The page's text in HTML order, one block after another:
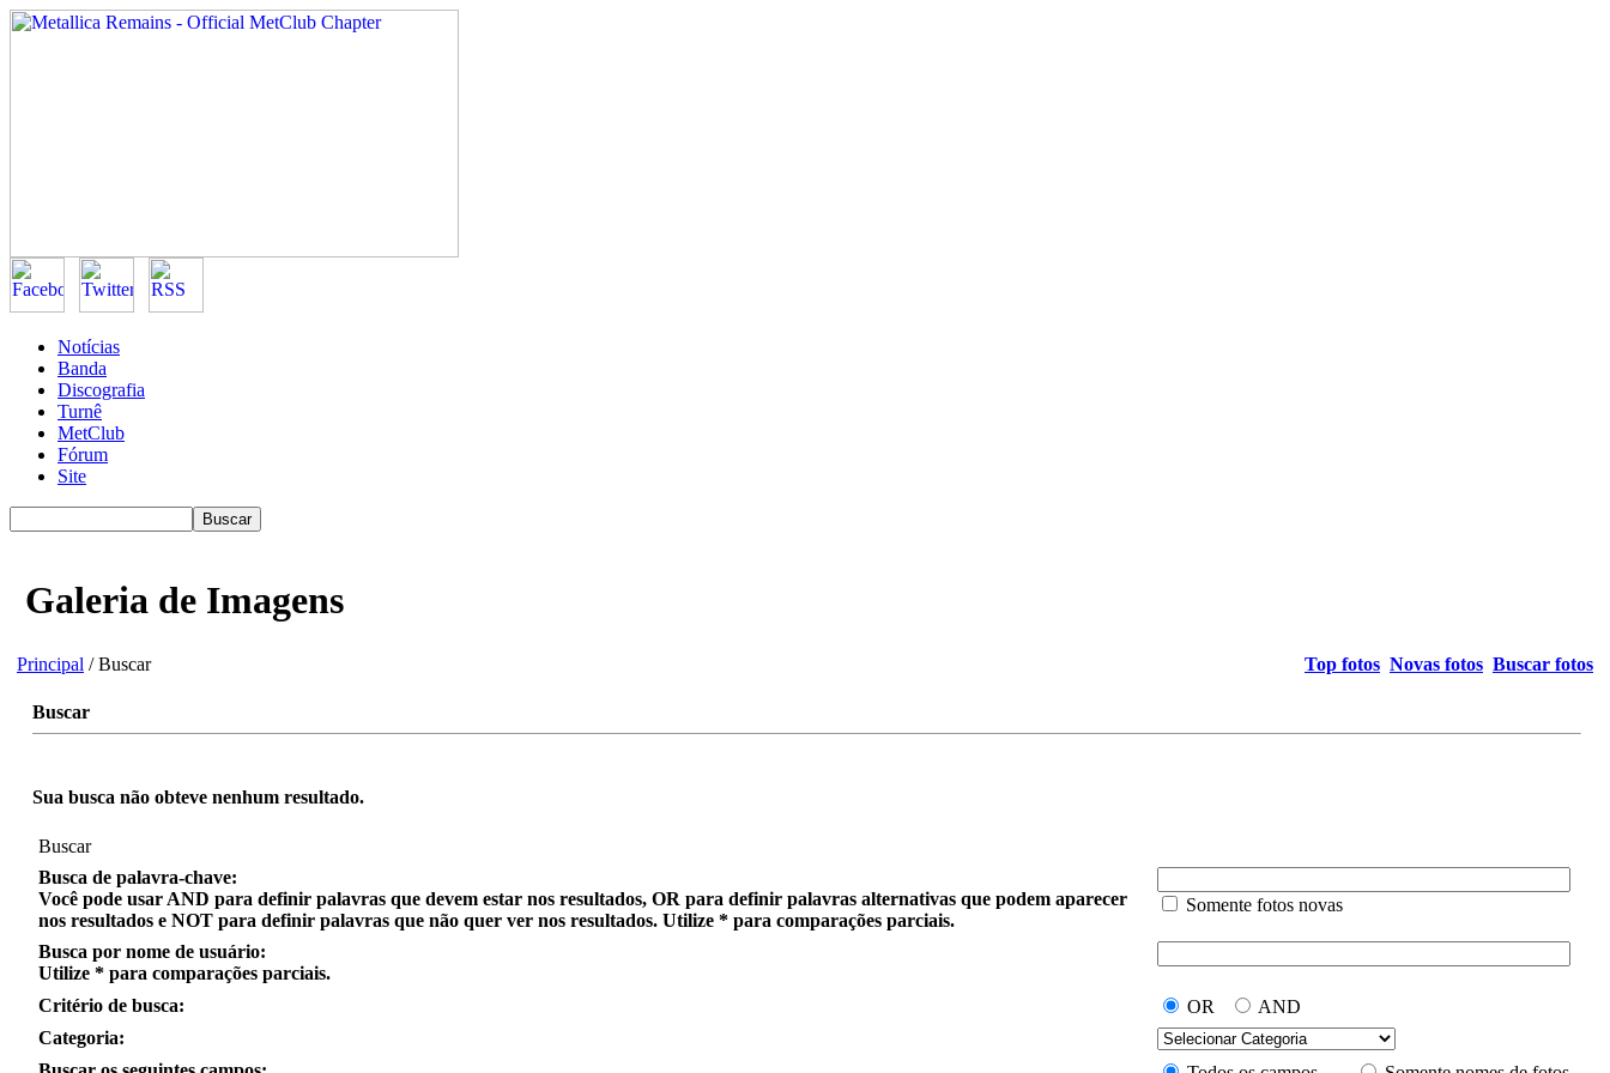
Notícias
Banda
Discografia
Turnê
MetClub
Fórum
Site
Galeria de Imagens
Principal / Buscar Top fotos Novas fotos Buscar fotos
Buscar
Sua busca não obteve nenhum resultado.
Buscar
Busca de palavra-chave:
Você pode usar AND para definir palavras que devem estar nos resultados, OR para definir palavras alternativas que podem aparecer
nos resultados e NOT para definir palavras que não quer ver nos resultados. Utilize * para comparações parciais.
Somente fotos novas
Busca por nome de usuário:
Utilize * para comparações parciais.
Critério de busca:
OR
AND
Categoria: